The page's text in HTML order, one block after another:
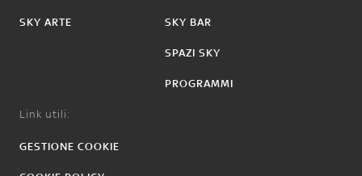
SKY ARTE SKY BAR
SPAZI SKY
PROGRAMMI
Link utili:
GESTIONE COOKIE